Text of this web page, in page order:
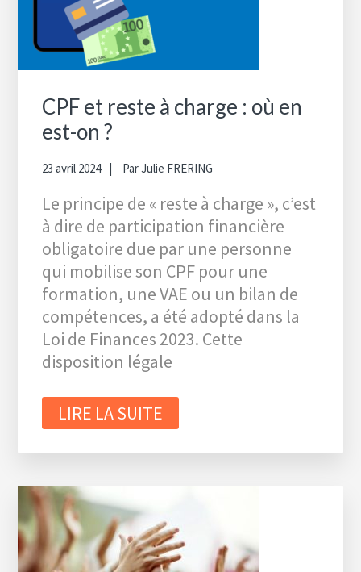
CPF et reste à charge : où en
est-on ?
23 avril 2024 ParJulie FRERING
Le principe de « reste à charge », c’est
à dire de participation financière
obligatoire due par une personne
qui mobilise son CPF pour une
formation, une VAE ou un bilan de
compétences, a été adopté dans la
Loi de Finances 2023. Cette
disposition légale
LIRE LA SUITE